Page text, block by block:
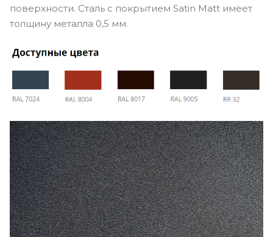
поверхности. Сталь с покрытием Satin Matt имеет
толщину металла 0,5 мм.